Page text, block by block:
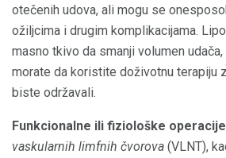
otečenih udova, ali mogu se
ožiljcima i drugim komplikacijama.
masno tkivo da smanji volumen
morate da koristite doživotnu terapiju
biste održavali.
Funkcionalne ili fiziološke operacije
vaskularnih limfnih čvorova (VLNT),